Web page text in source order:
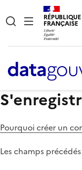
RÉPUBLIQUE
FRANÇAISE
Pourquoi créer un
Les champs